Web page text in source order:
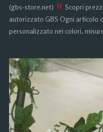
(gbs-store.net)
Scopri
autorizzato GBS Ogni articolo
personalizzato nei colori,